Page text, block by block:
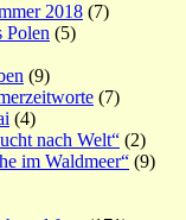
2018 (7)
Polen (5)
(9)
(7)
(4)
nach Welt“ (2)
im Waldmeer“ (9)